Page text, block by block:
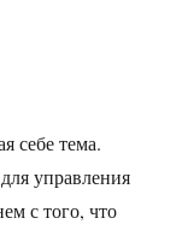
себе тема.
управления
с того, что